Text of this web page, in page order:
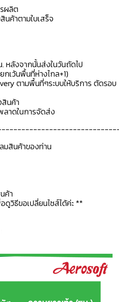
ผลิต
นค้าตามใบเสร็จ
หลังจากนั้นส่งในวันถัดไป
เว้นพื้นที่ห่างไกล+1)
ตามพื้นที่ๆระบบให้บริการ ตัดรอ
นค้า
ลาดในการจัดส่ง
มสินค้าของท่าน
ค้า
วิธีขอเปลี่ยนไซส์ได้ค่ะ **